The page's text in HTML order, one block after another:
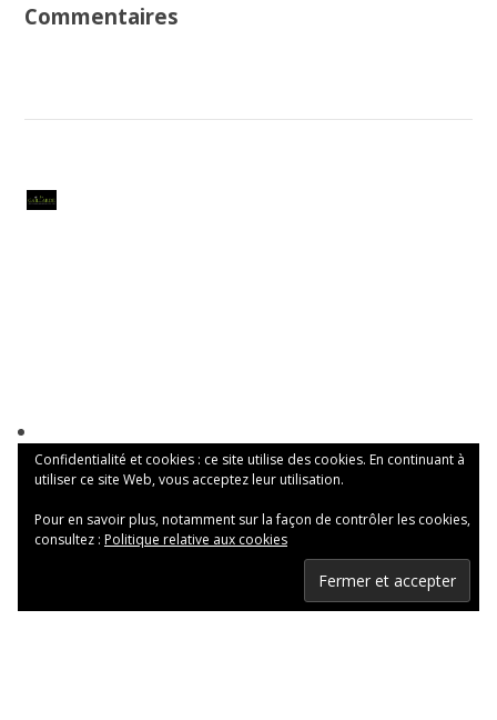
Commentaires
Confidentialité et cookies : ce site utilise des cookies. En continuant à
utiliser ce site Web, vous acceptez leur utilisation.
Pour en savoir plus, notamment sur la façon de contrôler les cookies,
consultez : Politique relative aux cookies